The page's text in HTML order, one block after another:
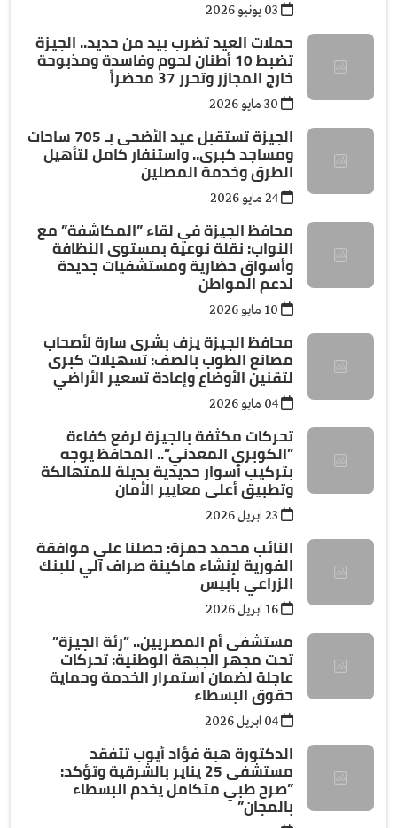
حملات العيد تضرب بيد من حديد.. الجيزة
تضبط 10 أطنان لحوم وفاسدة ومذبوحة
خارج المجازر وتحرر 37 محضراً
الجيزة تستقبل عيد الأضحى بـ 705 ساحات
ومساجد كبرى.. واستنفار كامل لتأهيل
الطرق وخدمة المصلين
محافظ الجيزة في لقاء ”المكاشفة” مع
النواب: نقلة نوعية بمستوى النظافة
وأسواق حضارية ومستشفيات جديدة
لدعم المواطن
محافظ الجيزة يزف بشرى سارة لأصحاب
مصانع الطوب بالصف: تسهيلات كبرى
لتقنين الأوضاع وإعادة تسعير الأراضي
تحركات مكثفة بالجيزة لرفع كفاءة
”الكوبري المعدني”.. المحافظ يوجه
بتركيب أسوار حديدية بديلة للمتهالكة
وتطبيق أعلى معايير الأمان
النائب محمد حمزة: حصلنا علي موافقة
الفورية لإنشاء ماكينة صراف آلي للبنك
الزراعي بابيس
مستشفى أم المصريين.. ”رئة الجيزة”
تحت مجهر الجبهة الوطنية: تحركات
عاجلة لضمان استمرار الخدمة وحماية
حقوق البسطاء
الدكتورة هبة فؤاد أيوب تتفقد
مستشفى 25 يناير بالشرقية وتؤكد:
”صرح طبي متكامل يخدم البسطاء
بالمجان”